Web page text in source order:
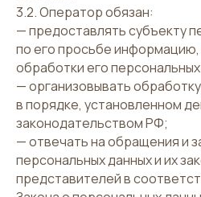
3.2. Оператор обязан:
— предоставлять субъекту
по его просьбе
обработки его
— организовывать
в порядке, установленном
законодательством РФ;
— отвечать на обращения и
персональных данных и их
представителей в